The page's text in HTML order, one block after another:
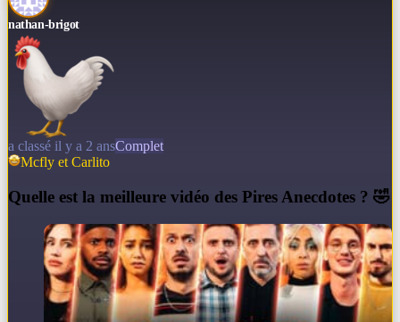
nathan-brigot
a classé il y a 2 ansComplet
Mcfly et Carlito
Quelle est la meilleure vidéo des Pires Anecdotes ? 🤣